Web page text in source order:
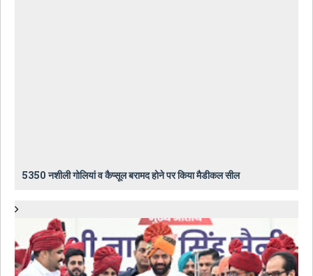
5350 नशीली गोलियां व कैप्सूल बरामद होने पर किया मैडीकल सील